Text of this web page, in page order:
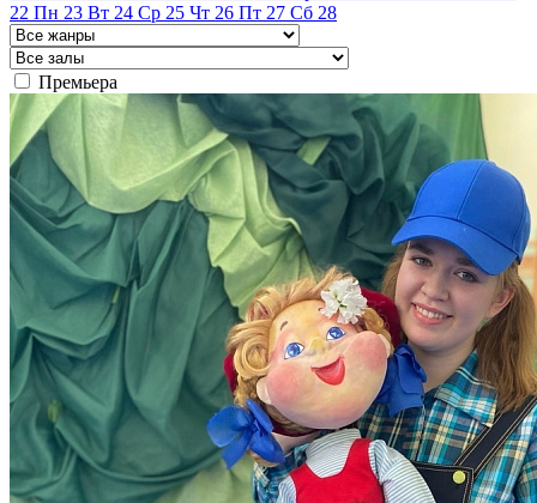
22 Пн 23 Вт 24 Ср 25 Чт 26 Пт 27 Сб 28
Премьера